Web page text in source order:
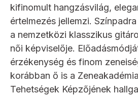
kifinomult hangzásvilág,
értelmezés jellemzi.
a nemzetközi klasszikus
női képviselője.
érzékenység és finom
korábban ő is a
Tehetségek Képzőjének